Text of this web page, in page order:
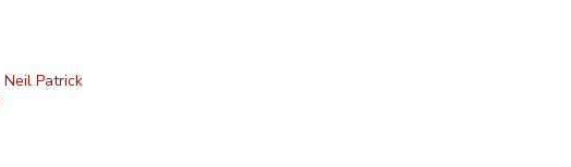
Neil Patrick